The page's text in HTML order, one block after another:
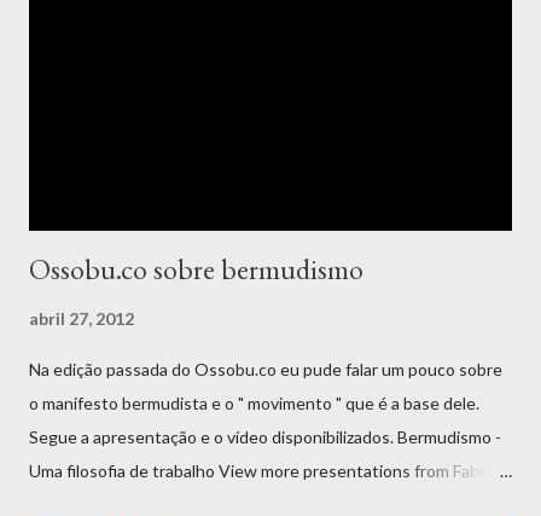
Ossobu.co sobre bermudismo
abril 27, 2012
Na edição passada do Ossobu.co eu pude falar um pouco sobre
o manifesto bermudista e o " movimento " que é a base dele.
Segue a apresentação e o vídeo disponibilizados. Bermudismo -
Uma filosofia de trabalho View more presentations from Fabricio